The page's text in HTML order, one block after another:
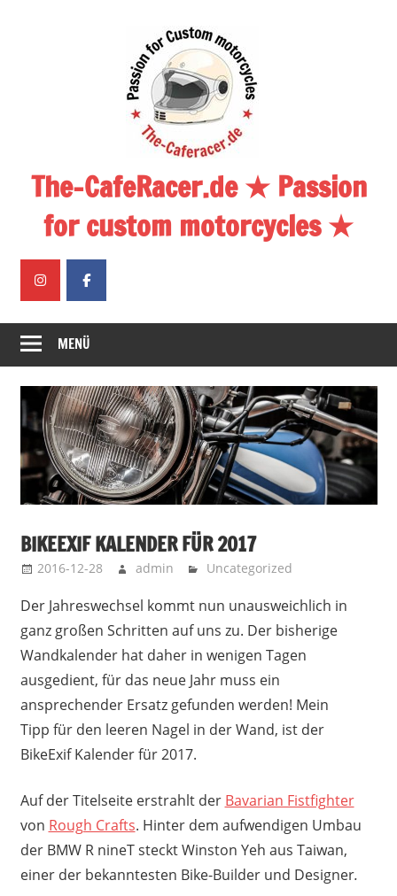
The-CafeRacer.de ★ Passion
for custom motorcycles ★
MENÜ
BIKEEXIF KALENDER FÜR 2017
2016-12-28 admin Uncategorized
Der Jahreswechsel kommt nun unausweichlich in
ganz großen Schritten auf uns zu. Der bisherige
Wandkalender hat daher in wenigen Tagen
ausgedient, für das neue Jahr muss ein
ansprechender Ersatz gefunden werden! Mein
Tipp für den leeren Nagel in der Wand, ist der
BikeExif Kalender für 2017.
Auf der Titelseite erstrahlt der Bavarian Fistfighter
von Rough Crafts. Hinter dem aufwendigen Umbau
der BMW R nineTsteckt Winston Yeh aus Taiwan,
einer der bekanntesten Bike-Builder und Designer.